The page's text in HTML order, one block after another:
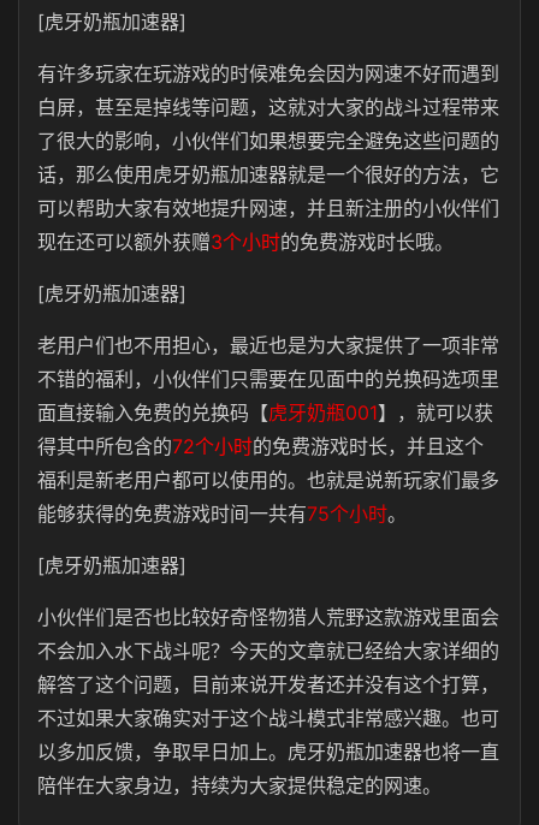
[虎牙奶瓶加速器]
有许多玩家在玩游戏的时候难免会因为网速不好而遇到
白屏，甚至是掉线等问题，这就对大家的战斗过程带来
了很大的影响，小伙伴们如果想要完全避免这些问题的
话，那么使用虎牙奶瓶加速器就是一个很好的方法，它
可以帮助大家有效地提升网速，并且新注册的小伙伴们
现在还可以额外获赠3个小时的免费游戏时长哦。
[虎牙奶瓶加速器]
老用户们也不用担心，最近也是为大家提供了一项非常
不错的福利，小伙伴们只需要在见面中的兑换码选项里
面直接输入免费的兑换码【虎牙奶瓶001】，就可以获
得其中所包含的72个小时的免费游戏时长，并且这个
福利是新老用户都可以使用的。也就是说新玩家们最多
能够获得的免费游戏时间一共有75个小时。
[虎牙奶瓶加速器]
小伙伴们是否也比较好奇怪物猎人荒野这款游戏里面会
不会加入水下战斗呢？今天的文章就已经给大家详细的
解答了这个问题，目前来说开发者还并没有这个打算，
不过如果大家确实对于这个战斗模式非常感兴趣。也可
以多加反馈，争取早日加上。虎牙奶瓶加速器也将一直
陪伴在大家身边，持续为大家提供稳定的网速。